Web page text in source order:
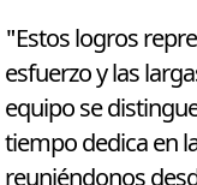
"Estos logros
esfuerzo y las
equipo se
tiempo dedica en